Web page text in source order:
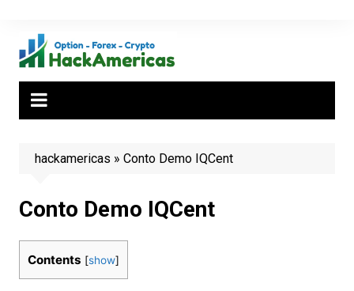
contenuto
hackamericas » Conto Demo IQCent
Conto Demo IQCent
Contents [show]